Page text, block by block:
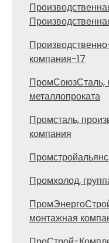
компания-17
ПромСоюзСталь,
металлопроката
Промсталь,
компания
Промстройальянс
Промхолод,
монтажная